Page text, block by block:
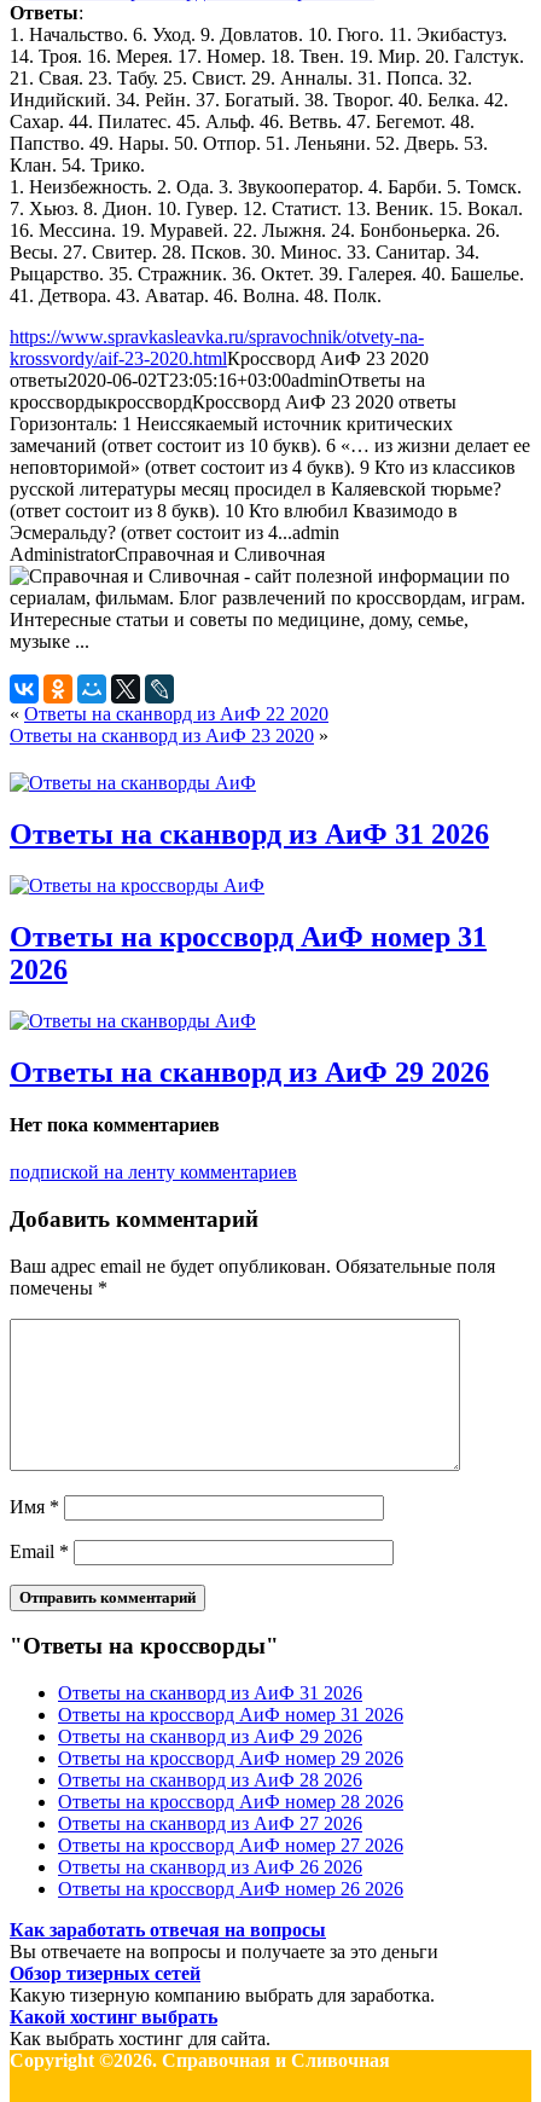
Ответы:
1. Начальство. 6. Уход. 9. Довлатов. 10. Гюго. 11. Экибастуз.
14. Троя. 16. Мерея. 17. Номер. 18. Твен. 19. Мир. 20. Галстук.
21. Свая. 23. Табу. 25. Свист. 29. Анналы. 31. Попса. 32.
Индийский. 34. Рейн. 37. Богатый. 38. Творог. 40. Белка. 42.
Сахар. 44. Пилатес. 45. Альф. 46. Ветвь. 47. Бегемот. 48.
Папство. 49. Нары. 50. Отпор. 51. Леньяни. 52. Дверь. 53.
Клан. 54. Трико.
1. Неизбежность. 2. Ода. 3. Звукооператор. 4. Барби. 5. Томск.
7. Хьюз. 8. Дион. 10. Гувер. 12. Статист. 13. Веник. 15. Вокал.
16. Мессина. 19. Муравей. 22. Лыжня. 24. Бонбоньерка. 26.
Весы. 27. Свитер. 28. Псков. 30. Минос. 33. Санитар. 34.
Рыцарство. 35. Стражник. 36. Октет. 39. Галерея. 40. Башелье.
41. Детвора. 43. Аватар. 46. Волна. 48. Полк.
https://www.spravkasleavka.ru/spravochnik/otvety-na-
krossvordy/aif-23-2020.htmlКроссворд АиФ 23 2020
ответы2020-06-02T23:05:16+03:00adminОтветы на
кроссвордыкроссвордКроссворд АиФ 23 2020 ответы
Горизонталь: 1 Неиссякаемый источник критических
замечаний (ответ состоит из 10 букв). 6 «… из жизни делает ее
неповторимой» (ответ состоит из 4 букв). 9 Кто из классиков
русской литературы месяц просидел в Каляевской тюрьме?
(ответ состоит из 8 букв). 10 Кто влюбил Квазимодо в
Эсмеральду? (ответ состоит из 4...admin
AdministratorСправочная и Сливочная
« Ответы на сканворд из АиФ 22 2020
Ответы на сканворд из АиФ 23 2020 »
Ответы на сканворд из АиФ 31 2026
Ответы на кроссворд АиФ номер 31
2026
Ответы на сканворд из АиФ 29 2026
Нет пока комментариев
подпиской на ленту комментариев
Добавить комментарий
Ваш адрес email не будет опубликован. Обязательные поля
помечены *
Имя *
Email *
"Ответы на кроссворды"
Ответы на сканворд из АиФ 31 2026
Ответы на кроссворд АиФ номер 31 2026
Ответы на сканворд из АиФ 29 2026
Ответы на кроссворд АиФ номер 29 2026
Ответы на сканворд из АиФ 28 2026
Ответы на кроссворд АиФ номер 28 2026
Ответы на сканворд из АиФ 27 2026
Ответы на кроссворд АиФ номер 27 2026
Ответы на сканворд из АиФ 26 2026
Ответы на кроссворд АиФ номер 26 2026
Как заработать отвечая на вопросы
Вы отвечаете на вопросы и получаете за это деньги
Обзор тизерных сетей
Какую тизерную компанию выбрать для заработка.
Какой хостинг выбрать
Как выбрать хостинг для сайта.
Copyright ©2026. Справочная и Сливочная